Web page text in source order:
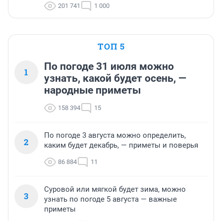
201 741 1 000
ТОП 5
1
По погоде 31 июля можно
узнать, какой будет осень, —
народные приметы
158 394 15
2
По погоде 3 августа можно определить,
каким будет декабрь, — приметы и поверья
86 884 11
3
Суровой или мягкой будет зима, можно
узнать по погоде 5 августа — важные
приметы